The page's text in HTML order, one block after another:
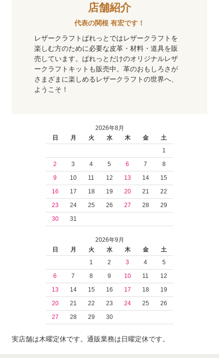
店舗紹介
代表の関根 有宏です！
レザークラフトぱれっとではレザークラフトを
楽しむ方のために必要な皮革・材料・道具を販
売しています。ぱれっとだけのオリジナルレザ
ークラフトキットも販売中。革のおもしろさが
さまざまに楽しめるレザークラフトの世界へ、
ようこそ！
2026年8月
日
月 火 水 木 金
土
1
2
3 4 5 6 7
8
9
10 11 12 13 14
15
16
17 18 19 20 21
22
23
24 25 26 27 28
29
30
31
2026年9月
日
月 火 水 木 金
土
1
2 3 4
5
6
7 8 9 10 11
12
13
14 15 16 17 18
19
20
21 22 23 24 25
26
27
28 29 30
実店舗は木曜定休です。通販業務は日曜定休です。